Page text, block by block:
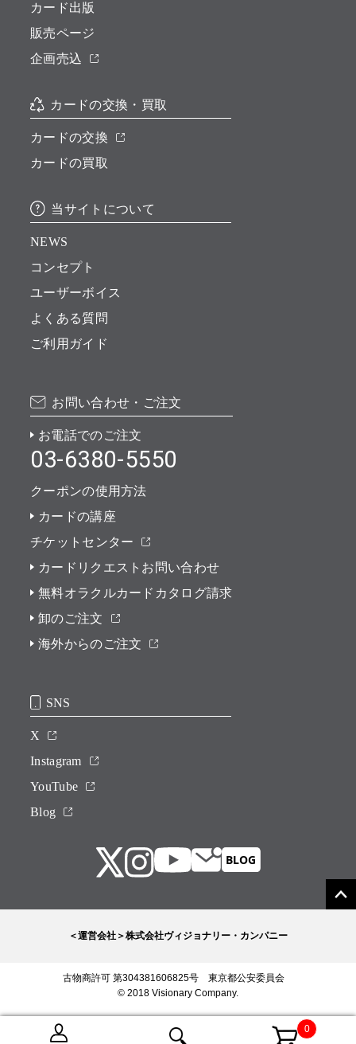
カード出版
販売ページ
企画売込
カードの交換・買取
カードの交換
カードの買取
当サイトについて
NEWS
コンセプト
ユーザーボイス
よくある質問
ご利用ガイド
お問い合わせ・ご注文
お電話でのご注文
03-6380-5550
クーポンの使用方法
カードの講座
チケットセンター
カードリクエストお問い合わせ
無料オラクルカードカタログ請求
卸のご注文
海外からのご注文
SNS
X
Instagram
YouTube
Blog
＜運営会社＞株式会社ヴィジョナリー・カンパニー
古物商許可 第304381606825号 東京都公安委員会
© 2018 Visionary Company.
0